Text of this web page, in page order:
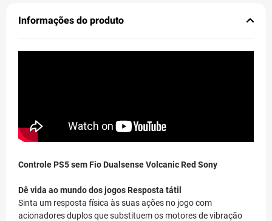
Informações do produto
Controle PS5 sem Fio Dualsense Volcanic Red Sony
Dê vida ao mundo dos jogosResposta tátil
Sinta um resposta física às suas ações no jogo com
acionadores duplos que substituem os motores de vibração